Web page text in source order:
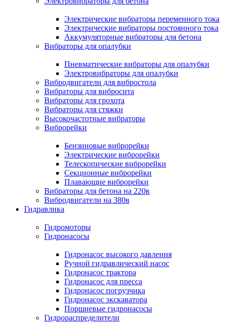
Электрические вибраторы переменного тока
Электрические вибраторы постоянного тока
Аккумуляторные вибраторы для бетона
Вибраторы для опалубки
Пневматические вибраторы для опалубки
Электровибраторы для опалубки
Вибродвигатели для вибростола
Вибраторы для вибросита
Вибраторы для грохота
Вибраторы для стяжки
Высокочастотные вибраторы
Виброрейки
Бензиновые виброрейки
Электрические виброрейки
Телескопические виброрейки
Секционные виброрейки
Плавающие виброрейки
Вибраторы для бетона на 220в
Вибродвигатели на 380в
Гидравлика
Гидромоторы
Гидронасосы
Гидронасос высокого давления
Ручной гидравлический насос
Гидронасос трактора
Гидронасос для пресса
Гидронасос погрузчика
Гидронасос экскаватора
Поршневые гидронасосы
Гидрораспределители